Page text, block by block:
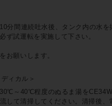
分間連続吐水後、タンク内の水を
ず試運転を実施して下さい。
お願いします。
ィカル＞
～40℃程度のぬるま湯を
て清掃してください。清掃後、